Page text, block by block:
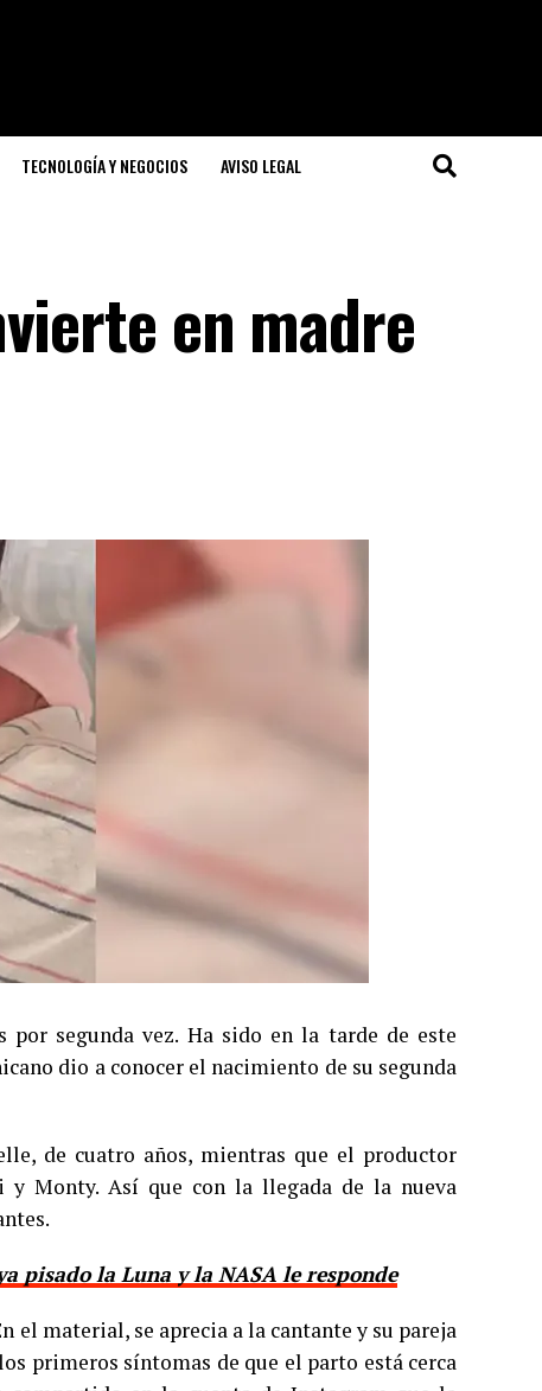
TECNOLOGÍA Y NEGOCIOS AVISO LEGAL
en madre
segunda vez. Ha sido en la tarde de este
dio a conocer el nacimiento de su segunda
de cuatro años, mientras que el productor
Monty. Así que con la llegada de la nueva
pisado la Luna y la NASA le responde
el material, se aprecia a la cantante y su pareja
primeros síntomas de que el parto está cerca